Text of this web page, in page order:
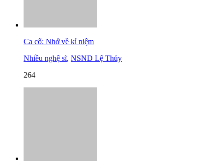
Ca cổ: Nhớ về kỉ niệm
Nhiều nghệ sĩ, NSND Lệ Thủy
264